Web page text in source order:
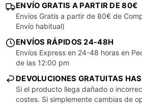
ENVÍO GRATIS A PARTIR DE 80€
Envíos Gratis a partir de 80€ de
Envío habitual)
ENVÍOS RÁPIDOS 24-48H
Envíos Express en 24-48 horas en
de las 12:00 pm
DEVOLUCIONES GRATUITAS
Si el producto llega dañado o
costes. Si simplemente cambias de